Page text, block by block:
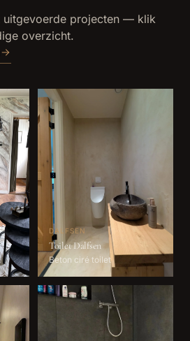
uitgevoerde projecten — klik
overzicht.
DALFSEN
Toilet Dalfsen
Beton ciré toilet